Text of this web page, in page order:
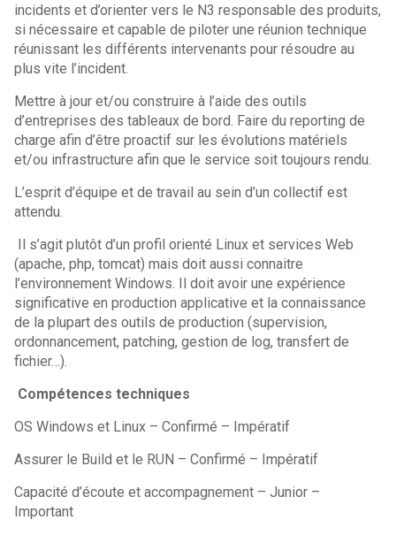
incidents et d’orienter vers le N3 responsable des produits,
si nécessaire et capable de piloter une réunion technique
réunissant les différents intervenants pour résoudre au
plus vite l’incident.
Mettre à jour et/ou construire à l’aide des outils
d’entreprises des tableaux de bord. Faire du reporting de
charge afin d’être proactif sur les évolutions matériels
et/ou infrastructure afin que le service soit toujours rendu.
L’esprit d’équipe et de travail au sein d’un collectif est
attendu.
Il s’agit plutôt d’un profil orienté Linux et services Web
(apache, php, tomcat) mais doit aussi connaitre
l’environnement Windows. Il doit avoir une expérience
significative en production applicative et la connaissance
de la plupart des outils de production (supervision,
ordonnancement, patching, gestion de log, transfert de
fichier…).
Compétences techniques
OS Windows et Linux – Confirmé – Impératif
Assurer le Build et le RUN – Confirmé – Impératif
Capacité d’écoute et accompagnement – Junior –
Important